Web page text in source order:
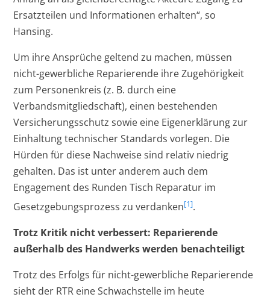
Ersatzteilen und Informationen erhalten“, so
Hansing.
Um ihre Ansprüche geltend zu machen, müssen
nicht-gewerbliche Reparierende ihre Zugehörigkeit
zum Personenkreis (z. B. durch eine
Verbandsmitgliedschaft), einen bestehenden
Versicherungsschutz sowie eine Eigenerklärung zur
Einhaltung technischer Standards vorlegen. Die
Hürden für diese Nachweise sind relativ niedrig
gehalten. Das ist unter anderem auch dem
Engagement des Runden Tisch Reparatur im
Gesetzgebungsprozess zu verdanken[1].
Trotz Kritik nicht verbessert: Reparierende
außerhalb des Handwerks werden benachteiligt
Trotz des Erfolgs für nicht-gewerbliche Reparierende
sieht der RTR eine Schwachstelle im heute